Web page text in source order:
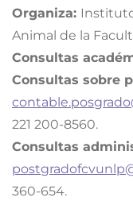
Organiza:
Animal de la
Consultas
Consultas sobre
221 200-8560.
Consultas
360-654.